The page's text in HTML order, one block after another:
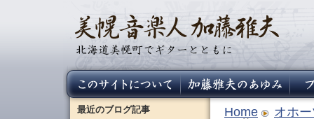
Home
オホ
最近のブログ記事